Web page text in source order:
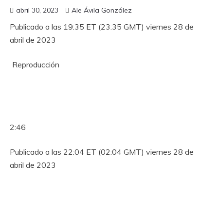
abril 30, 2023 Ale Ávila González
Publicado a las 19:35 ET (23:35 GMT) viernes 28 de
abril de 2023
Reproducción
2:46
Publicado a las 22:04 ET (02:04 GMT) viernes 28 de
abril de 2023